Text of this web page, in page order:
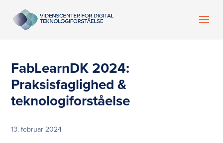
FabLearnDK 2024:
Praksisfaglighed &
teknologiforståelse
13. februar 2024